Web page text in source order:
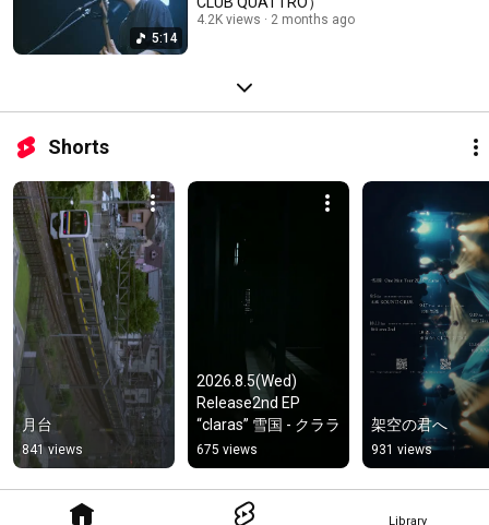
Library
5:14
4.2K views 2 months ago
Shorts
月台
841 views
2026.8.5(Wed)
Release2nd EP
“claras” 雪国 - クララ
675 views
架空の君へ
931 views